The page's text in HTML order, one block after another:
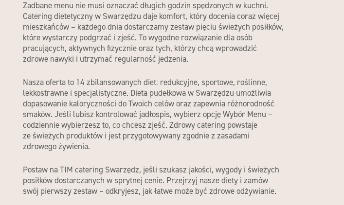
Zadbane menu nie musi oznaczać długich godzin spędzonych w kuchni.
Catering dietetyczny w Swarzędzu daje komfort, który docenia coraz więcej
mieszkańców – każdego dnia dostarczamy zestaw pięciu świeżych posiłków,
które wystarczy podgrzać i zjeść. To wygodne rozwiązanie dla osób
pracujących, aktywnych fizycznie oraz tych, którzy chcą wprowadzić
zdrowe nawyki i utrzymać regularność jedzenia.
Nasza oferta to 14 zbilansowanych diet: redukcyjne, sportowe, roślinne,
lekkostrawne i specjalistyczne. Dieta pudełkowa w Swarzędzu umożliwia
dopasowanie kaloryczności do Twoich celów oraz zapewnia różnorodność
smaków. Jeśli lubisz kontrolować jadłospis, wybierz opcję Wybór Menu –
codziennie wybierzesz to, co chcesz zjeść. Zdrowy catering powstaje
ze świeżych produktów i jest przygotowywany zgodnie z zasadami
zdrowego żywienia.
Postaw na TIM catering Swarzędz, jeśli szukasz jakości, wygody i świeżych
posiłków dostarczanych w sprytnej cenie. Przejrzyj nasze diety i zamów
swój pierwszy zestaw – odkryjesz, jak łatwe może być zdrowe odżywianie.